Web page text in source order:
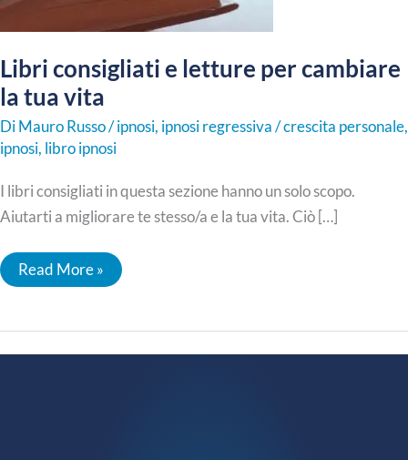
Libri consigliati e letture per cambiare
la tua vita
DiMauro Russo/ipnosi, ipnosi regressiva/crescita personale,
ipnosi, libro ipnosi
I libri consigliati in questa sezione hanno un solo scopo.
Aiutarti a migliorare te stesso/a e la tua vita. Ciò […]
Libri
Read More »